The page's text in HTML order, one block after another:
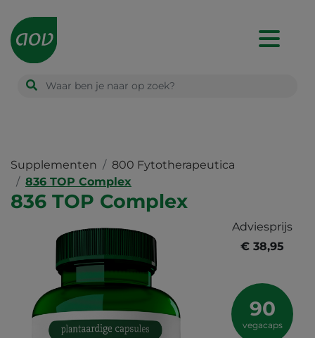
Main
navigation
Supplementen
800 Fytotherapeutica
836 TOP Complex
836 TOP Complex
Adviesprijs
€ 38,95
90
vegacaps